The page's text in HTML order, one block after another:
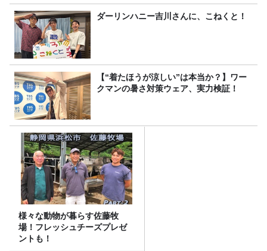
ダーリンハニー吉川さんに、こねくと！
【“着たほうが涼しい”は本当か？】ワー
クマンの暑さ対策ウェア、実力検証！
様々な動物が暮らす佐藤牧
場！フレッシュチーズプレゼ
ントも！